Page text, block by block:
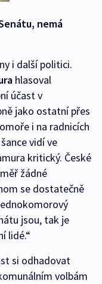
nemá
i další politici.
hlasoval
účast v
jako ostatní přes
i na radnicích
vidí ve
kritický. České
žádné
se dostatečně
jsou, tak je
lidé.“
si odhadovat
volbám